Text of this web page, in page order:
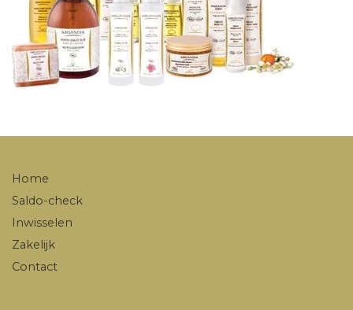
Home
Saldo-check
Inwisselen
Zakelijk
Contact